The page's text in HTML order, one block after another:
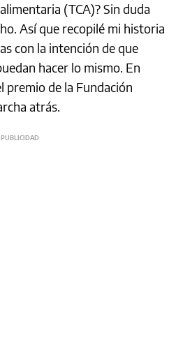
(TCA)? Sin duda
Así que recopilé mi historia
con la intención de que
hacer lo mismo. En
premio de la Fundación
atrás.